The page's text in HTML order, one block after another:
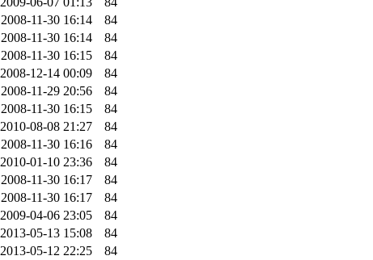
2008-11-30 16:14
84
2008-11-30 16:14
84
2008-11-30 16:15
84
2008-12-14 00:09
84
2008-11-29 20:56
84
2008-11-30 16:15
84
2010-08-08 21:27
84
2008-11-30 16:16
84
2010-01-10 23:36
84
2008-11-30 16:17
84
2008-11-30 16:17
84
2009-04-06 23:05
84
2013-05-13 15:08
84
2013-05-12 22:25
84